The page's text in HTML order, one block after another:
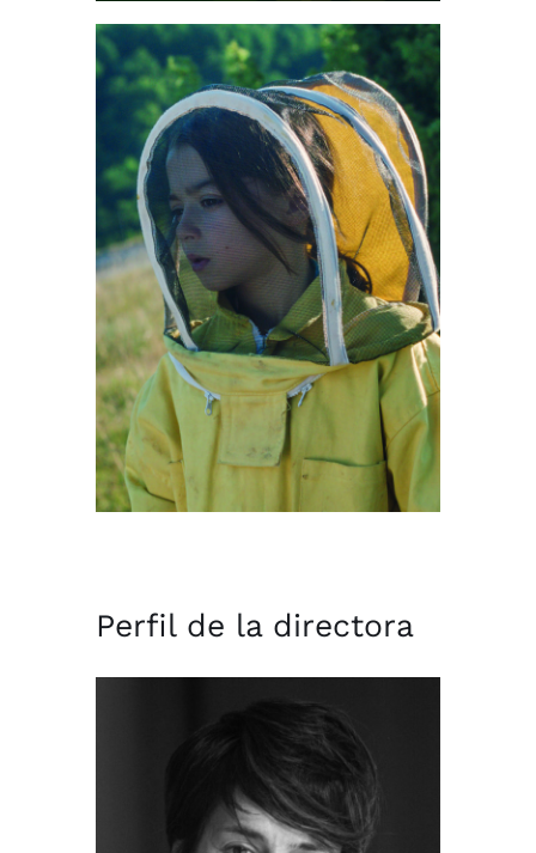
Perfil de la directora